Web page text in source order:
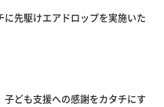
に先駆けエアドロップを実施いた
ども支援への感謝をカタチにす